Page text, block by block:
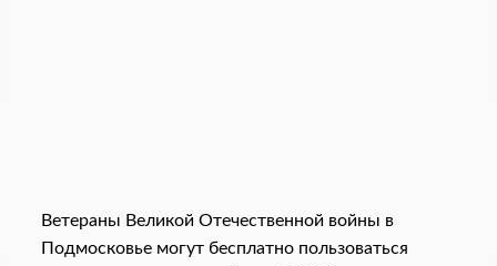
Ветераны Великой Отечественной войны в
Подмосковье могут бесплатно пользоваться